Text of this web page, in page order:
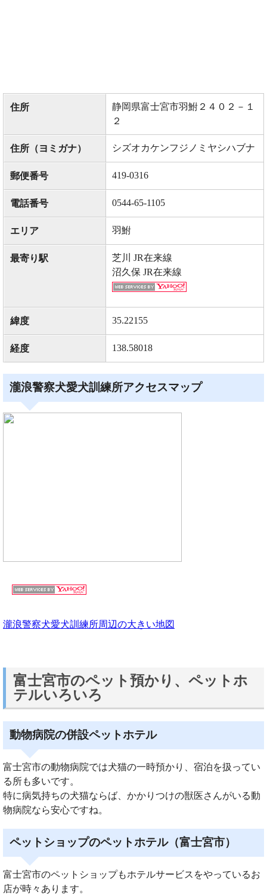
住所
静岡県富士宮市羽鮒２４０２－１
２
住所（ヨミガナ） シズオカケンフジノミヤシハブナ
郵便番号 419-0316
電話番号 0544-65-1105
エリア 羽鮒
最寄り駅
芝川 JR在来線
沼久保 JR在来線
緯度 35.22155
経度 138.58018
瀧浪警察犬愛犬訓練所アクセスマップ
瀧浪警察犬愛犬訓練所周辺の大きい地図
富士宮市のペット預かり、ペットホ
テルいろいろ
動物病院の併設ペットホテル
富士宮市の動物病院では犬猫の一時預かり、宿泊を扱ってい
る所も多いです。
特に病気持ちの犬猫ならば、かかりつけの獣医さんがいる動
物病院なら安心ですね。
ペットショップのペットホテル（富士宮市）
富士宮市のペットショップもホテルサービスをやっているお
店が時々あります。